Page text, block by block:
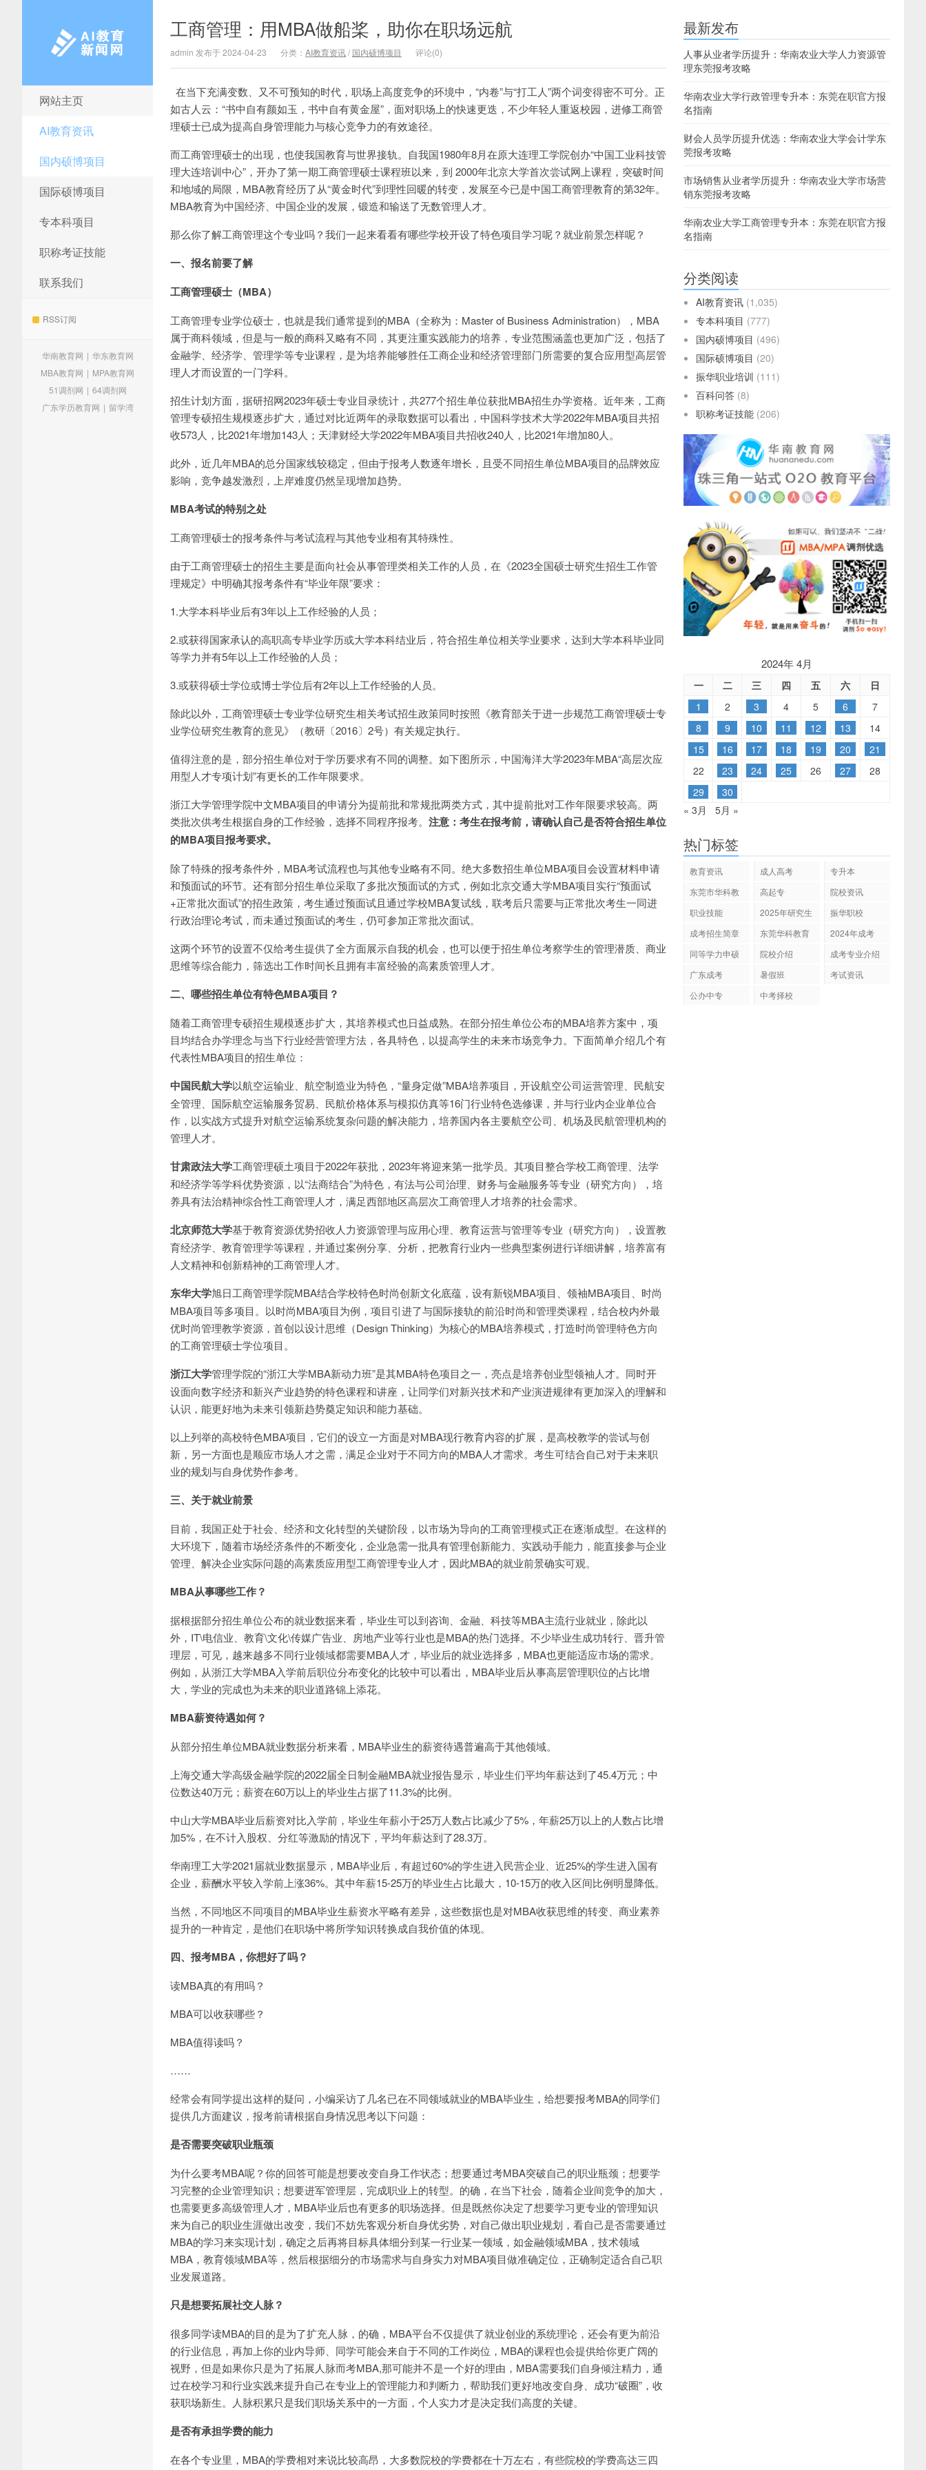
AI教育新闻网
网站主页
AI教育资讯
国内硕博项目
国际硕博项目
专本科项目
职称考证技能
联系我们
RSS订阅
华南教育网 | 华东教育网
MBA教育网 | MPA教育网
51调剂网 | 64调剂网
广东学历教育网 | 留学湾
工商管理：用MBA做船桨，助你在职场远航
admin 发布于 2024-04-23 分类： AI教育资讯/ 国内硕博项目 评论(0)
在当下充满变数、又不可预知的时代，职场上高度竞争的环境中，“内卷”与“打工人”两个词变得密不可分。正
如古人云：“书中自有颜如玉，书中自有黄金屋”，面对职场上的快速更迭，不少年轻人重返校园，进修工商管
理硕士已成为提高自身管理能力与核心竞争力的有效途径。
而工商管理硕士的出现，也使我国教育与世界接轨。自我国1980年8月在原大连理工学院创办“中国工业科技管
理大连培训中心”，开办了第一期工商管理硕士课程班以来，到 2000年北京大学首次尝试网上课程，突破时间
和地域的局限，MBA教育经历了从“黄金时代”到理性回暖的转变，发展至今已是中国工商管理教育的第32年。
MBA教育为中国经济、中国企业的发展，锻造和输送了无数管理人才。
那么你了解工商管理这个专业吗？我们一起来看看有哪些学校开设了特色项目学习呢？就业前景怎样呢？
一、报名前要了解
工商管理硕士（MBA）
工商管理专业学位硕士，也就是我们通常提到的MBA（全称为：Master of Business Administration），MBA
属于商科领域，但是与一般的商科又略有不同，其更注重实践能力的培养，专业范围涵盖也更加广泛，包括了
金融学、经济学、管理学等专业课程，是为培养能够胜任工商企业和经济管理部门所需要的复合应用型高层管
理人才而设置的一门学科。
招生计划方面，据研招网2023年硕士专业目录统计，共277个招生单位获批MBA招生办学资格。近年来，工商
管理专硕招生规模逐步扩大，通过对比近两年的录取数据可以看出，中国科学技术大学2022年MBA项目共招
收573人，比2021年增加143人；天津财经大学2022年MBA项目共招收240人，比2021年增加80人。
此外，近几年MBA的总分国家线较稳定，但由于报考人数逐年增长，且受不同招生单位MBA项目的品牌效应
影响，竞争越发激烈，上岸难度仍然呈现增加趋势。
MBA考试的特别之处
工商管理硕士的报考条件与考试流程与其他专业相有其特殊性。
由于工商管理硕士的招生主要是面向社会从事管理类相关工作的人员，在《2023全国硕士研究生招生工作管
理规定》中明确其报考条件有“毕业年限”要求：
1.大学本科毕业后有3年以上工作经验的人员；
2.或获得国家承认的高职高专毕业学历或大学本科结业后，符合招生单位相关学业要求，达到大学本科毕业同
等学力并有5年以上工作经验的人员；
3.或获得硕士学位或博士学位后有2年以上工作经验的人员。
除此以外，工商管理硕士专业学位研究生相关考试招生政策同时按照《教育部关于进一步规范工商管理硕士专
业学位研究生教育的意见》（教研〔2016〕2号）有关规定执行。
值得注意的是，部分招生单位对于学历要求有不同的调整。如下图所示，中国海洋大学2023年MBA“高层次应
用型人才专项计划”有更长的工作年限要求。
浙江大学管理学院中文MBA项目的申请分为提前批和常规批两类方式，其中提前批对工作年限要求较高。两
类批次供考生根据自身的工作经验，选择不同程序报考。 注意：考生在报考前，请确认自己是否符合招生单位
的MBA项目报考要求。
除了特殊的报考条件外，MBA考试流程也与其他专业略有不同。绝大多数招生单位MBA项目会设置材料申请
和预面试的环节。还有部分招生单位采取了多批次预面试的方式，例如北京交通大学MBA项目实行“预面试
+正常批次面试”的招生政策，考生通过预面试且通过学校MBA复试线，联考后只需要与正常批次考生一同进
行政治理论考试，而未通过预面试的考生，仍可参加正常批次面试。
这两个环节的设置不仅给考生提供了全方面展示自我的机会，也可以便于招生单位考察学生的管理潜质、商业
思维等综合能力，筛选出工作时间长且拥有丰富经验的高素质管理人才。
二、哪些招生单位有特色MBA项目？
随着工商管理专硕招生规模逐步扩大，其培养模式也日益成熟。在部分招生单位公布的MBA培养方案中，项
目均结合办学理念与当下行业经营管理方法，各具特色，以提高学生的未来市场竞争力。下面简单介绍几个有
代表性MBA项目的招生单位：
中国民航大学以航空运输业、航空制造业为特色，“量身定做”MBA培养项目，开设航空公司运营管理、民航安
全管理、国际航空运输服务贸易、民航价格体系与模拟仿真等16门行业特色选修课，并与行业内企业单位合
作，以实战方式提升对航空运输系统复杂问题的解决能力，培养国内各主要航空公司、机场及民航管理机构的
管理人才。
甘肃政法大学工商管理硕土项目于2022年获批，2023年将迎来第一批学员。其项目整合学校工商管理、法学
和经济学等学科优势资源，以“法商结合”为特色，有法与公司治理、财务与金融服务等专业（研究方向），培
养具有法治精神综合性工商管理人才，满足西部地区高层次工商管理人才培养的社会需求。
北京师范大学基于教育资源优势招收人力资源管理与应用心理、教育运营与管理等专业（研究方向），设置教
育经济学、教育管理学等课程，并通过案例分享、分析，把教育行业内一些典型案例进行详细讲解，培养富有
人文精神和创新精神的工商管理人才。
东华大学旭日工商管理学院MBA结合学校特色时尚创新文化底蕴，设有新锐MBA项目、领袖MBA项目、时尚
MBA项目等多项目。以时尚MBA项目为例，项目引进了与国际接轨的前沿时尚和管理类课程，结合校内外最
优时尚管理教学资源，首创以设计思维（Design Thinking）为核心的MBA培养模式，打造时尚管理特色方向
的工商管理硕士学位项目。
浙江大学管理学院的“浙江大学MBA新动力班”是其MBA特色项目之一，亮点是培养创业型领袖人才。同时开
设面向数字经济和新兴产业趋势的特色课程和讲座，让同学们对新兴技术和产业演进规律有更加深入的理解和
认识，能更好地为未来引领新趋势奠定知识和能力基础。
以上列举的高校特色MBA项目，它们的设立一方面是对MBA现行教育内容的扩展，是高校教学的尝试与创
新，另一方面也是顺应市场人才之需，满足企业对于不同方向的MBA人才需求。考生可结合自己对于未来职
业的规划与自身优势作参考。
三、关于就业前景
目前，我国正处于社会、经济和文化转型的关键阶段，以市场为导向的工商管理模式正在逐渐成型。在这样的
大环境下，随着市场经济条件的不断变化，企业急需一批具有管理创新能力、实践动手能力，能直接参与企业
管理、解决企业实际问题的高素质应用型工商管理专业人才，因此MBA的就业前景确实可观。
MBA从事哪些工作？
据根据部分招生单位公布的就业数据来看，毕业生可以到咨询、金融、科技等MBA主流行业就业，除此以
外，IT\电信业、教育\文化\传媒广告业、房地产业等行业也是MBA的热门选择。不少毕业生成功转行、晋升管
理层，可见，越来越多不同行业领域都需要MBA人才，毕业后的就业选择多，MBA也更能适应市场的需求。
例如，从浙江大学MBA入学前后职位分布变化的比较中可以看出，MBA毕业后从事高层管理职位的占比增
大，学业的完成也为未来的职业道路锦上添花。
MBA薪资待遇如何？
从部分招生单位MBA就业数据分析来看，MBA毕业生的薪资待遇普遍高于其他领域。
上海交通大学高级金融学院的2022届全日制金融MBA就业报告显示，毕业生们平均年薪达到了45.4万元；中
位数达40万元；薪资在60万以上的毕业生占据了11.3%的比例。
中山大学MBA毕业后薪资对比入学前，毕业生年薪小于25万人数占比减少了5%，年薪25万以上的人数占比增
加5%，在不计入股权、分红等激励的情况下，平均年薪达到了28.3万。
华南理工大学2021届就业数据显示，MBA毕业后，有超过60%的学生进入民营企业、近25%的学生进入国有
企业，薪酬水平较入学前上涨36%。其中年薪15-25万的毕业生占比最大，10-15万的收入区间比例明显降低。
当然，不同地区不同项目的MBA毕业生薪资水平略有差异，这些数据也是对MBA收获思维的转变、商业素养
提升的一种肯定，是他们在职场中将所学知识转换成自我价值的体现。
四、报考MBA，你想好了吗？
读MBA真的有用吗？
MBA可以收获哪些？
MBA值得读吗？
……
经常会有同学提出这样的疑问，小编采访了几名已在不同领域就业的MBA毕业生，给想要报考MBA的同学们
提供几方面建议，报考前请根据自身情况思考以下问题：
是否需要突破职业瓶颈
为什么要考MBA呢？你的回答可能是想要改变自身工作状态；想要通过考MBA突破自己的职业瓶颈；想要学
习完整的企业管理知识；想要进军管理层，完成职业上的转型。的确，在当下社会，随着企业间竞争的加大，
也需要更多高级管理人才，MBA毕业后也有更多的职场选择。但是既然你决定了想要学习更专业的管理知识
来为自己的职业生涯做出改变，我们不妨先客观分析自身优劣势，对自己做出职业规划，看自己是否需要通过
MBA的学习来实现计划，确定之后再将目标具体细分到某一行业某一领域，如金融领域MBA，技术领域
MBA，教育领域MBA等，然后根据细分的市场需求与自身实力对MBA项目做准确定位，正确制定适合自己职
业发展道路。
只是想要拓展社交人脉？
很多同学读MBA的目的是为了扩充人脉，的确，MBA平台不仅提供了就业创业的系统理论，还会有更为前沿
的行业信息，再加上你的业内导师、同学可能会来自于不同的工作岗位，MBA的课程也会提供给你更广阔的
视野，但是如果你只是为了拓展人脉而考MBA,那可能并不是一个好的理由，MBA需要我们自身倾注精力，通
过在校学习和行业实践来提升自己在专业上的管理能力和判断力，帮助我们更好地改变自身、成功“破圈”，收
获职场新生。人脉积累只是我们职场关系中的一方面，个人实力才是决定我们高度的关键。
是否有承担学费的能力
在各个专业里，MBA的学费相对来说比较高昂，大多数院校的学费都在十万左右，有些院校的学费高达三四
最新发布
人事从业者学历提升：华南农业大学人力资源管
理东莞报考攻略
华南农业大学行政管理专升本：东莞在职官方报
名指南
财会人员学历提升优选：华南农业大学会计学东
莞报考攻略
市场销售从业者学历提升：华南农业大学市场营
销东莞报考攻略
华南农业大学工商管理专升本：东莞在职官方报
名指南
分类阅读
AI教育资讯 (1,035)
专本科项目 (777)
国内硕博项目 (496)
国际硕博项目 (20)
振华职业培训 (111)
百科问答 (8)
职称考证技能 (206)
2024年 4月
一 二 三 四 五 六
日
1
2 3 4 5 6
7
8
9 10 11 12 13
14
15
16 17 18 19 20
21
22
23 24 25 26 27
28
29
30
« 3月
5月 »
热门标签
教育资讯 成人高考
专升本
东莞市华科教
高起专
院校资讯
职业技能
2025年研究生
振华职校
成考招生简章
东莞华科教育
2024年成考
同等学力申硕
院校介绍
成考专业介绍
广东成考
暑假班
考试资讯
公办中专
中考择校